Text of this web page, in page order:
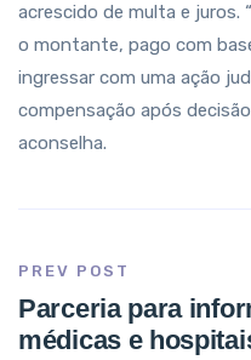
acrescido de multa e juros.
o montante, pago com
ingressar com uma ação
compensação após
aconselha.
PREV POST
Parceria para
médicas e